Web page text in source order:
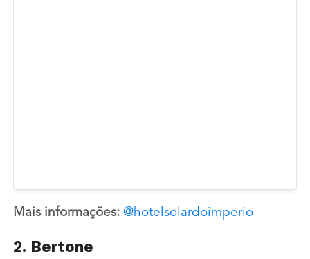
Mais informações: @hotelsolardoimperio
2. Bertone